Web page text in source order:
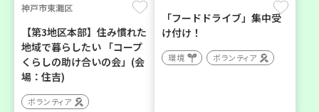
神戸市東灘区
【第3地区本部】住み慣れた
地域で暮らしたい 「コープ
くらしの助け合いの会」(会
場：住吉)
ボランティア
「フードドライブ」集中受
け付け！
環境 ボランティア